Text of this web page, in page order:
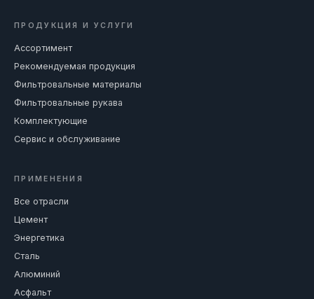
ПРОДУКЦИЯ И УСЛУГИ
Ассортимент
Рекомендуемая продукция
Фильтровальные материалы
Фильтровальные рукава
Комплектующие
Сервис и обслуживание
ПРИМЕНЕНИЯ
Все отрасли
Цемент
Энергетика
Сталь
Алюминий
Асфальт